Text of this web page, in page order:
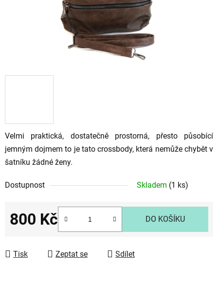
Velmi praktická, dostatečně prostorná, přesto působící
jemným dojmem to je tato crossbody, která nemůže chybět v
šatníku žádné ženy.
Dostupnost Skladem (1 ks)
800 Kč DO KOŠÍKU
Tisk Zeptat se Sdílet